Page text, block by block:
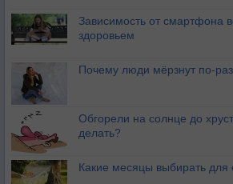
Зависимость от смартфона
здоровьем
Почему люди мёрзнут по-
Обгорели на солнце до
делать?
Какие месяцы выбирать для